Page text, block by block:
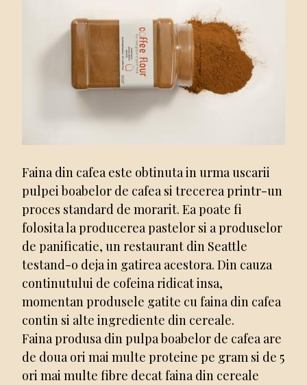
Faina din cafea este obtinuta in urma uscarii
pulpei boabelor de cafea si trecerea printr-un
proces standard de morarit. Ea poate fi
folosita la producerea pastelor si a produselor
de panificatie, un restaurant din Seattle
testand-o deja in gatirea acestora. Din cauza
continutului de cofeina ridicat insa,
momentan produsele gatite cu faina din cafea
contin si alte ingrediente din cereale.
Faina produsa din pulpa boabelor de cafea are
de doua ori mai multe proteine pe gram si de 5
ori mai multe fibre decat faina din cereale